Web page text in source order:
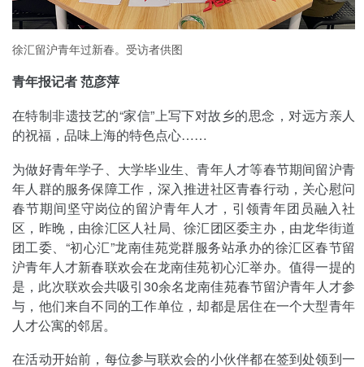
徐汇留沪青年过新春。受访者供图
青年报记者 范彦萍
在特制非遗技艺的“家信”上写下对故乡的思念，对远方亲人
的祝福，品味上海的特色点心……
为做好青年学子、大学毕业生、青年人才等春节期间留沪青
年人群的服务保障工作，深入推进社区青春行动，关心慰问
春节期间坚守岗位的留沪青年人才，引领青年团员融入社
区，昨晚，由徐汇区人社局、徐汇团区委主办，由龙华街道
团工委、“初心汇”龙南佳苑党群服务站承办的徐汇区春节留
沪青年人才新春联欢会在龙南佳苑初心汇举办。值得一提的
是，此次联欢会共吸引30余名龙南佳苑春节留沪青年人才参
与，他们来自不同的工作单位，却都是居住在一个大型青年
人才公寓的邻居。
在活动开始前，每位参与联欢会的小伙伴都在签到处领到一